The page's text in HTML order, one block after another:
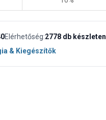
Elérhetőség:2778 db készleten
& Kiegészítők